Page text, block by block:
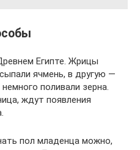
Египте. Жрицы
ячмень, в другую —
поливали зерна.
ждут появления
пол младенца можно,